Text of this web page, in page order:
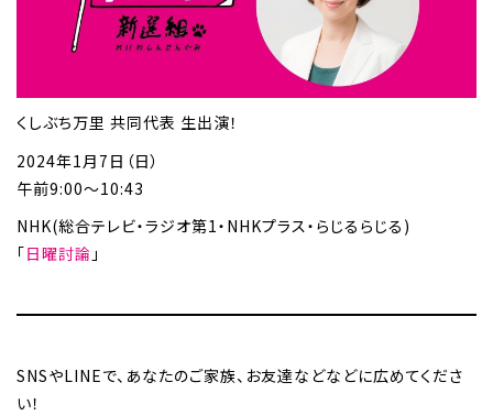
くしぶち万里 共同代表 生出演！
2024年1月7日（日）
午前9:00～10:43
NHK(総合テレビ・ラジオ第1・NHKプラス・らじるらじる)
「日曜討論 」
SNSやLINEで、あなたのご家族、お友達などなどに広めてくださ
い！